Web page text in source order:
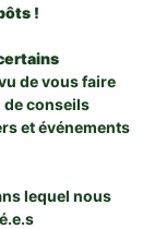
!
de vous faire
de conseils
et événements
lequel nous